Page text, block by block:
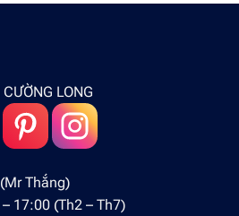
LONG
Thắng)
17:00 (Th2 – Th7)